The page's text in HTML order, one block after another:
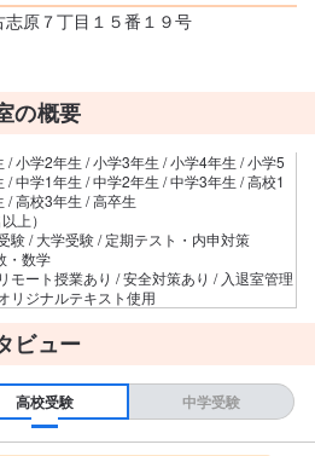
原７丁目１５番１９号
の概要
/ 小学2年生 / 小学3年生 / 小学4年生 / 小学5
/ 中学1年生 / 中学2年生 / 中学3年生 / 高校1
/ 高校3年生 / 高卒生
上）
験 / 大学受験 / 定期テスト・内申対策
・数学
モート授業あり / 安全対策あり / 入退室管理
リジナルテキスト使用
ビュー
高校受験 中学受験